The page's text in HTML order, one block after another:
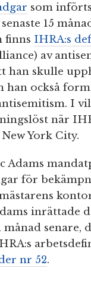
som
15
finns IHRA:s
av
han skulle
han också
I
när
York City.
Adams
för
inrättade
månad senare,
nr 52.